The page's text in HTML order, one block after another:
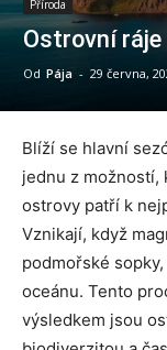
Příroda
Ostrovní ráje
Od Pája - 29 června,
Blíží se hlavní
jednu z možností,
ostrovy patří k
Vznikají, když
podmořské
oceánu. Tento
výsledkem jsou